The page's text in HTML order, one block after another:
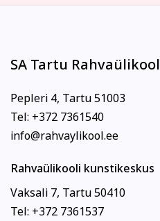
SA Tartu Rahvaülikool
Pepleri 4, Tartu 51003
Tel: +372 7361540
info@rahvaylikool.ee
Rahvaülikooli kunstikeskus
Vaksali 7, Tartu 50410
Tel: +372 7361537